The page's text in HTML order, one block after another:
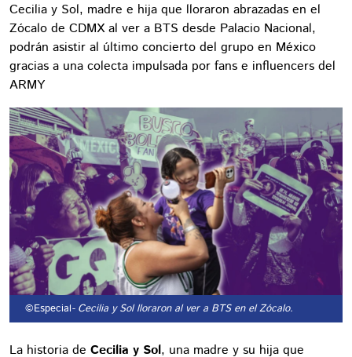
Cecilia y Sol, madre e hija que lloraron abrazadas en el
Zócalo de CDMX al ver a BTS desde Palacio Nacional,
podrán asistir al último concierto del grupo en México
gracias a una colecta impulsada por fans e influencers del
ARMY
©Especial- Cecilia y Sol lloraron al ver a BTS en el Zócalo.
La historia de Cecilia y Sol, una madre y su hija que